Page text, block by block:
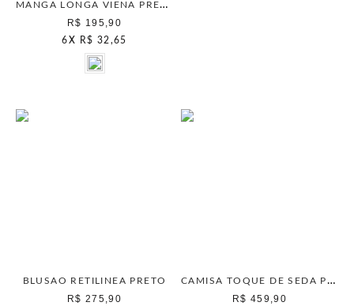
MANGA LONGA VIENA PRETO
R$ 195,90
6 X R$ 32,65
BLUSAO RETILINEA PRETO
R$ 275,90
CAMISA TOQUE DE SEDA PRETO
R$ 459,90